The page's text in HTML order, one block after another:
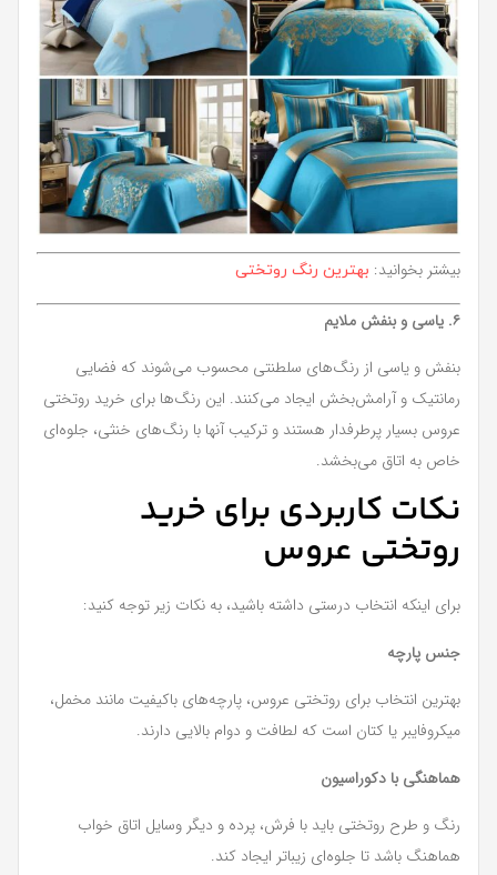
بیشتر بخوانید: بهترین رنگ روتختی
۶. یاسی و بنفش ملایم
بنفش و یاسی از رنگ‌های سلطنتی محسوب می‌شوند که فضایی
رمانتیک و آرامش‌بخش ایجاد می‌کنند. این رنگ‌ها برای خرید روتختی
عروس بسیار پرطرفدار هستند و ترکیب آنها با رنگ‌های خنثی، جلوه‌ای
خاص به اتاق می‌بخشد.
نکات کاربردی برای خرید
روتختی عروس
برای اینکه انتخاب درستی داشته باشید، به نکات زیر توجه کنید:
جنس پارچه
بهترین انتخاب برای روتختی عروس، پارچه‌های باکیفیت مانند مخمل،
میکروفایبر یا کتان است که لطافت و دوام بالایی دارند.
هماهنگی با دکوراسیون
رنگ و طرح روتختی باید با فرش، پرده و دیگر وسایل اتاق خواب
هماهنگ باشد تا جلوه‌ای زیباتر ایجاد کند.